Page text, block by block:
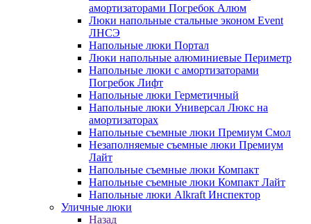
амортизаторами Погребок Алюм
Люки напольные стальные эконом Event
ЛНСЭ
Напольные люки Портал
Люки напольные алюминиевые Периметр
Напольные люки с амортизаторами
Погребок Лифт
Напольные люки Герметичный
Напольные люки Универсал Люкс на
амортизаторах
Напольные съемные люки Премиум Смол
Незаполняемые съемные люки Премиум
Лайт
Напольные съемные люки Компакт
Напольные съемные люки Компакт Лайт
Напольные люки Alkraft Инспектор
Уличные люки
Назад